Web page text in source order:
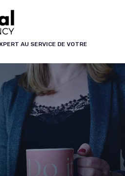
AU SERVICE DE VOTRE